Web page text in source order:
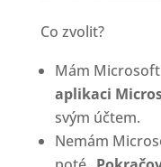
Co zvolit?
Mám Microsoft
aplikaci
svým účtem.
Nemám